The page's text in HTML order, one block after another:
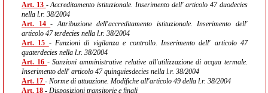
Art. 13 - Accreditamento istituzionale. Inserimento dell' articolo 47 duodecies
nella l.r. 38/2004
Art. 14- Attribuzione dell'accreditamento istituzionale. Inserimento dell'
articolo 47 terdecies nella l.r. 38/2004
Art. 15 - Funzioni di vigilanza e controllo. Inserimento dell' articolo 47
quaterdecies nella l.r. 38/2004
Art. 16 - Sanzioni amministrative relative all'utilizzazione di acqua termale.
Inserimento dell' articolo 47 quinquiesdecies nella l.r. 38/2004
Art. 17 - Norme di attuazione. Modifiche all'articolo 49 della l.r. 38/2004
Art. 18 - Disposizioni transitorie e finali